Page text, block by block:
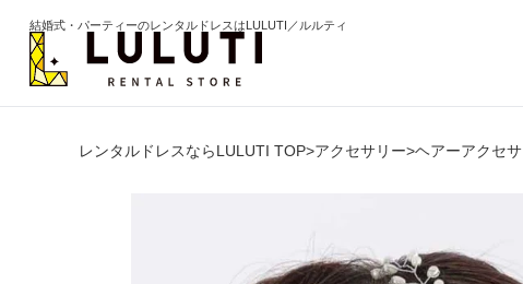
結婚式・パーティーのレンタルドレスはLULUTI／ルルティ
カテゴリから選ぶ 年代から選ぶ
30代
レンタルドレスならLULUTI TOP>アクセサリー>ヘアーアクセ